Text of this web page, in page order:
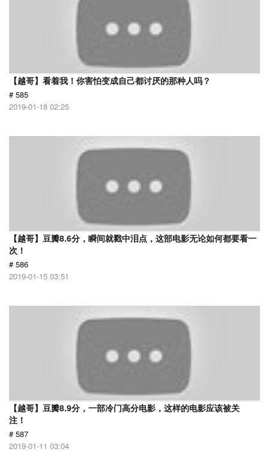
【越哥】看着我！你害怕变成自己都讨厌的那种人吗？
# 585
2019-01-18 02:25
【越哥】豆瓣8.6分，瞬间就戳中泪点，这部电影无论如何都要看一
次！
# 586
2019-01-15 03:51
【越哥】豆瓣8.9分，一部冷门高分电影，这样的电影应该被关
注！
# 587
2019-01-11 03:04